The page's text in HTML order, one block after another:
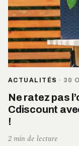
ACTUALITÉS · 30
Ne ratez pas
Cdiscount
!
2 min de lecture